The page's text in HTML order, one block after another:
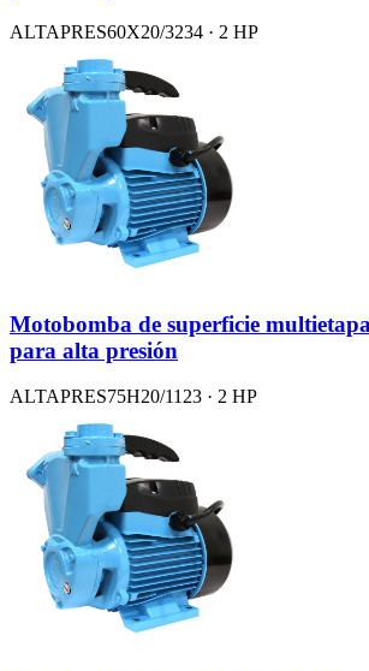
ALTAPRES60X20/3234 · 2 HP
Motobomba de superficie
para alta presión
ALTAPRES75H20/1123 · 2 HP